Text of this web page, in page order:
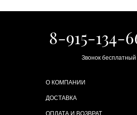
8-915-134-
Звонок бесплатный
О КОМПАНИИ
ДОСТАВКА
ОПЛАТА И ВОЗВРАТ